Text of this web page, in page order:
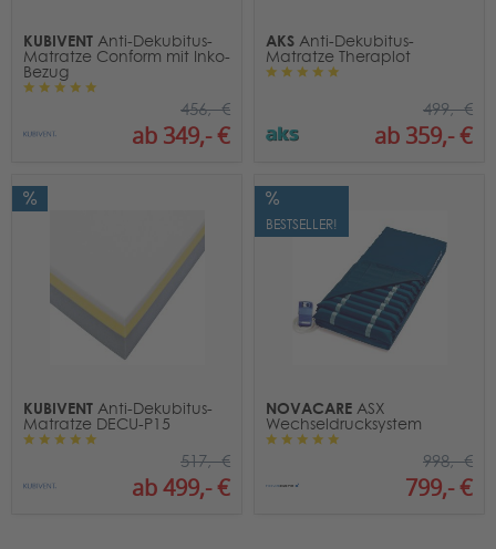
KUBIVENT Anti-Dekubitus-
Matratze Conform mit Inko-
Bezug
ab 349,- €
456,- €
AKS Anti-Dekubitus-
Matratze Theraplot
ab 359,- €
499,- €
KUBIVENT Anti-Dekubitus-
Matratze DECU-P15
ab 499,- €
517,- €
BESTSELLER!
NOVACARE ASX
Wechseldrucksystem
799,- €
998,- €